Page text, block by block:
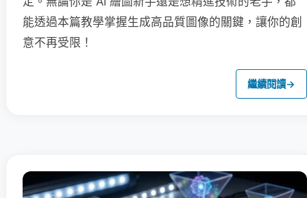
能透過本篇教學掌握生成高品質圖像的關鍵，讓你的創
意不再受限！
繼續閱讀→